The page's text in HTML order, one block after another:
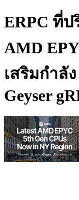
ERPC ที่
AMD
เสริมกําลั
Geyser